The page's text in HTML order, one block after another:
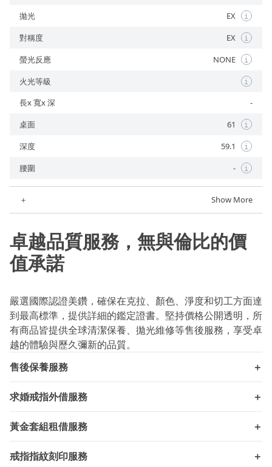
拋光 EX i
對稱度 EX i
螢光反應 NONE i
火光等級 i
長x 寬x 深
-
桌面
61 i
深度 59.1 i
腰圍 - i
＋ Show More
卓越品質服務，無與倫比的價
值承諾
嚴選國際認證美鑽，確保在克拉、顏色、淨度和切工方面達
到最高標準，提供詳細的鑑定證書。堅持價格公開透明，所
有商品皆提供全球清潔保養、拋光維修等售後服務，享受卓
越的體驗與歷久彌新的品質。
售後保養服務
＋
求婚戒指外借服務 ＋
黃金套組租借服務 ＋
戒指指紋刻印服務 ＋